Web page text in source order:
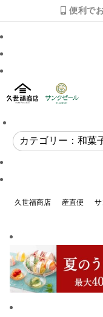
便利で
久世福商店 産直便 サ